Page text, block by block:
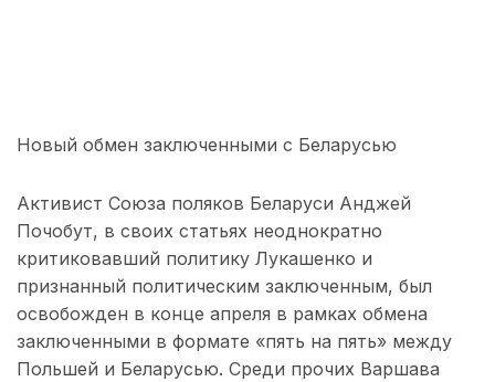
Новый обмен заключенными с Беларусью
Активист Союза поляков Беларуси Анджей
Почобут, в своих статьях неоднократно
критиковавший политику Лукашенко и
признанный политическим заключенным, был
освобожден в конце апреля в рамках обмена
заключенными в формате «пять на пять» между
Польшей и Беларусью. Среди прочих Варшава